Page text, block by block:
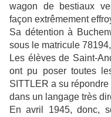
wagon de bestiaux
façon extrêmement
Sa détention à
sous le matricule
Les élèves de Saint-
ont pu poser toutes
SITTLER a su
dans un langage très
En avril 1945, donc,